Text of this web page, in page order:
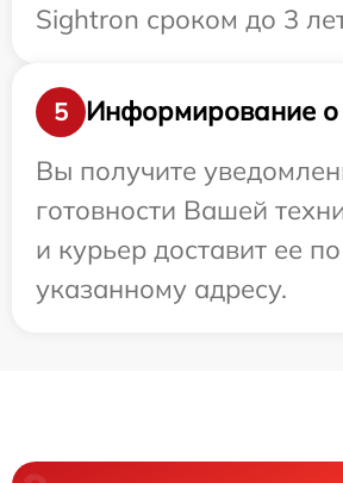
Sightron сроком до 3
5
Информирование о
Вы получите
готовности Вашей
и курьер доставит ее по
указанному адресу.